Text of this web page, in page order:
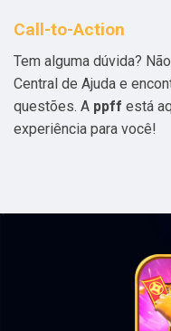
Call-to-Action
Tem alguma dúvida?
Central de Ajuda e
questões. A ppff está
experiência para você!